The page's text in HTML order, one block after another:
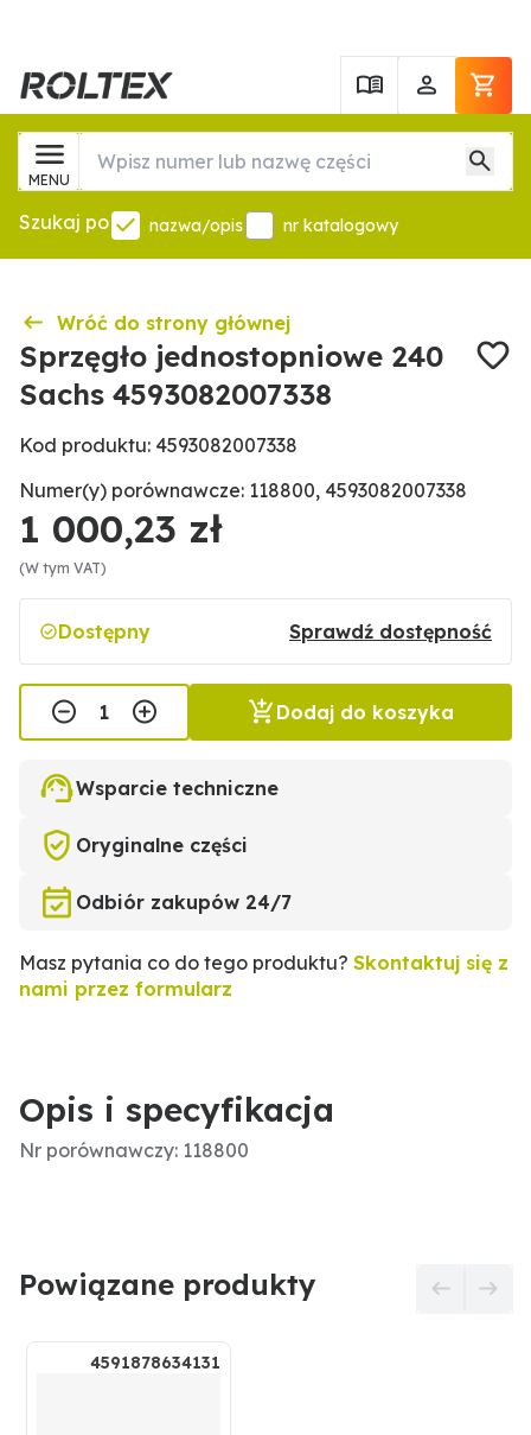
MENU
Szukaj po nazwa/opis nr katalogowy
Wróć do strony głównej
Sprzęgło jednostopniowe 240
Sachs 4593082007338
Kod produktu: 4593082007338
Numer(y) porównawcze: 118800, 4593082007338
1 000,23 zł
(W tym VAT)
Dostępny Sprawdź dostępność
Dodaj do koszyka
Wsparcie techniczne
Oryginalne części
Odbiór zakupów 24/7
Masz pytania co do tego produktu? Skontaktuj się z
nami przez formularz
Opis i specyfikacja
Nr porównawczy: 118800
Powiązane produkty
4591878634131